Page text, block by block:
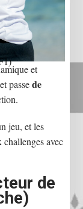
et
passede
jeu, et les
challenges avec
de